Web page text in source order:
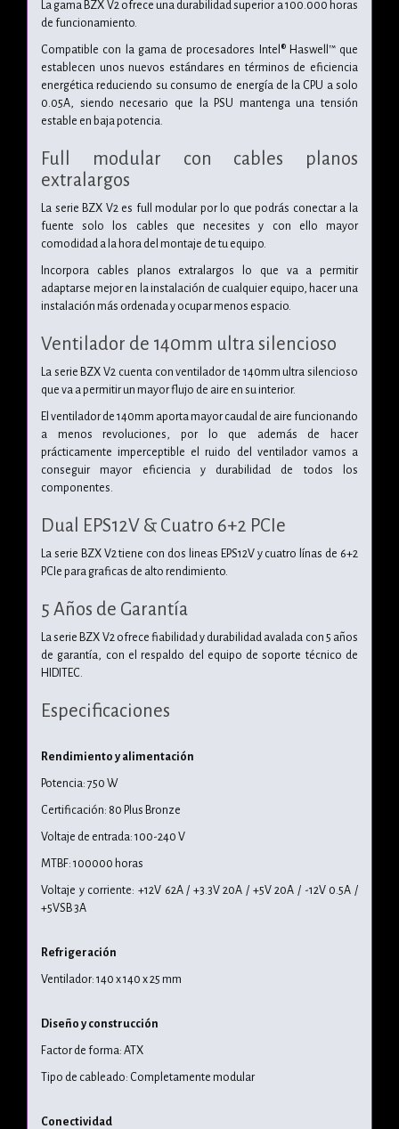
La gama BZX V2 ofrece una durabilidad superior a 100.000 horas
de funcionamiento.
Compatible con la gama de procesadores Intel® Haswell™ que
establecen unos nuevos estándares en términos de eficiencia
energética reduciendo su consumo de energía de la CPU a solo
0.05A, siendo necesario que la PSU mantenga una tensión
estable en baja potencia.
Full modular con cables planos
extralargos
La serie BZX V2 es full modular por lo que podrás conectar a la
fuente solo los cables que necesites y con ello mayor
comodidad a la hora del montaje de tu equipo.
Incorpora cables planos extralargos lo que va a permitir
adaptarse mejor en la instalación de cualquier equipo, hacer una
instalación más ordenada y ocupar menos espacio.
Ventilador de 140mm ultra silencioso
La serie BZX V2 cuenta con ventilador de 140mm ultra silencioso
que va a permitir un mayor flujo de aire en su interior.
El ventilador de 140mm aporta mayor caudal de aire funcionando
a menos revoluciones, por lo que además de hacer
prácticamente imperceptible el ruido del ventilador vamos a
conseguir mayor eficiencia y durabilidad de todos los
componentes.
Dual EPS12V & Cuatro 6+2 PCIe
La serie BZX V2 tiene con dos lineas EPS12V y cuatro línas de 6+2
PCIe para graficas de alto rendimiento.
5 Años de Garantía
La serie BZX V2 ofrece fiabilidad y durabilidad avalada con 5 años
de garantía, con el respaldo del equipo de soporte técnico de
HIDITEC.
Especificaciones
Rendimiento y alimentación
Potencia: 750 W
Certificación: 80 Plus Bronze
Voltaje de entrada: 100-240 V
MTBF: 100000 horas
Voltaje y corriente: +12V 62A / +3.3V 20A / +5V 20A / -12V 0.5A /
+5VSB 3A
Refrigeración
Ventilador: 140 x 140 x 25 mm
Diseño y construcción
Factor de forma: ATX
Tipo de cableado: Completamente modular
Conectividad